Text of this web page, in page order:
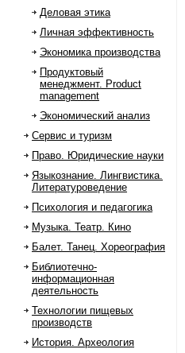
Деловая этика
Личная эффективность
Экономика производства
Продуктовый
менеджмент. Product
management
Экономический анализ
Сервис и туризм
Право. Юридические науки
Языкознание. Лингвистика.
Литературоведение
Психология и педагогика
Музыка. Театр. Кино
Балет. Танец. Хореография
Библиотечно-
информационная
деятельность
Технологии пищевых
производств
История. Археология